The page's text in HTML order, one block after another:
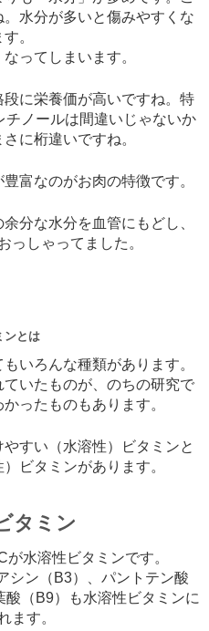
水分が多いと傷みやすくな
。
ってしまいます。
に栄養価が高いですね。特
チノールは間違いじゃないか
に桁違いですね。
富なのがお肉の特徴です。
分な水分を血管にもどし、
っしゃってました。
ンとは
いろんな種類があります。
いたものが、のちの研究で
ったものもあります。
すい（水溶性）ビタミンと
ビタミンがあります。
タミン
水溶性ビタミンです。
シン（B3）、パントテン酸
酸（B9）も水溶性ビタミンに
ます。